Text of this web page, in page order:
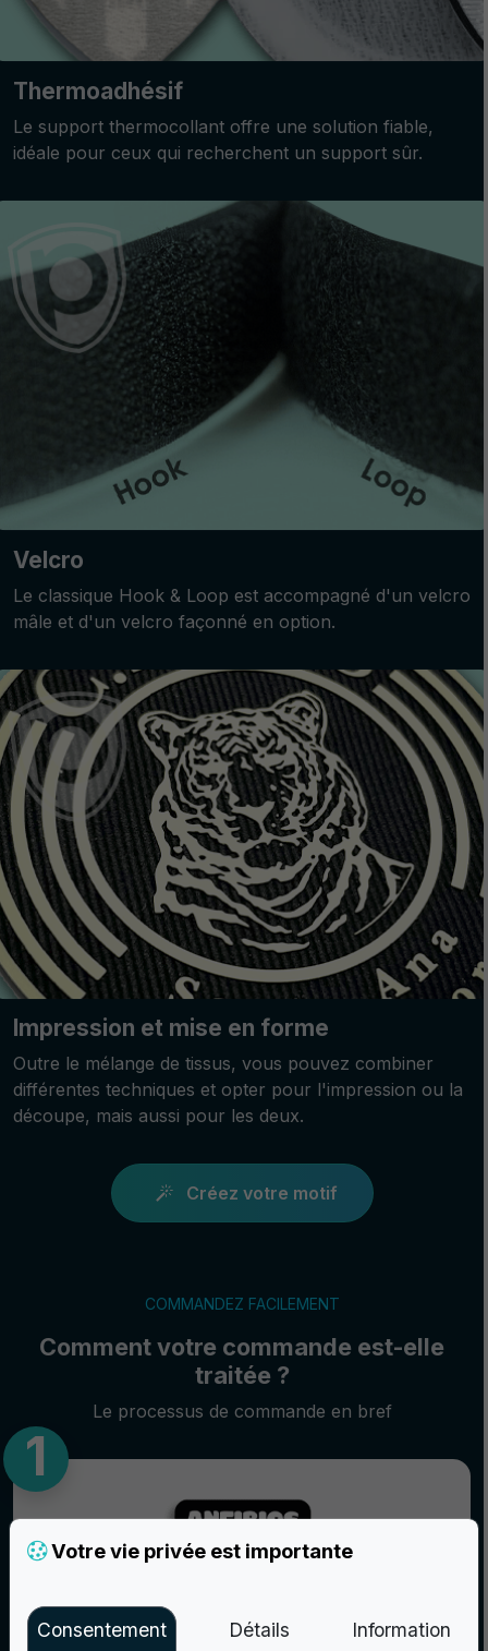
Thermoadhésif
Le support thermocollant offre une solution fiable,
idéale pour ceux qui recherchent un support sûr.
Velcro
Le classique Hook & Loop est accompagné d'un velcro
mâle et d'un velcro façonné en option.
Impression et mise en forme
Outre le mélange de tissus, vous pouvez combiner
différentes techniques et opter pour l'impression ou la
découpe, mais aussi pour les deux.
Créez votre motif
COMMANDEZ FACILEMENT
Comment votre commande est-elle
traitée ?
Le processus de commande en bref
Votre vie privée est importante
Consentement Détails Information